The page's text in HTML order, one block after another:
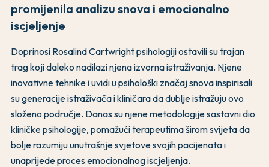
promijenila analizu snova i emocionalno
iscjeljenje
Doprinosi Rosalind Cartwright psihologiji ostavili su trajan
trag koji daleko nadilazi njena izvorna istraživanja. Njene
inovativne tehnike i uvidi u psihološki značaj snova inspirisali
su generacije istraživača i kliničara da dublje istražuju ovo
složeno područje. Danas su njene metodologije sastavni dio
kliničke psihologije, pomažući terapeutima širom svijeta da
bolje razumiju unutrašnje svjetove svojih pacijenata i
unaprijede proces emocionalnog iscjeljenja.